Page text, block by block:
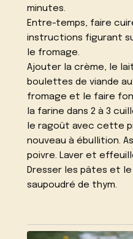
minutes.
Entre-temps, faire
instructions figurant
le fromage.
Ajouter la crème, le
boulettes de viande
fromage et le faire
la farine dans 2 à 3
le ragoût avec cette
nouveau à ébullition.
poivre. Laver et
Dresser les pâtes et
saupoudré de thym.